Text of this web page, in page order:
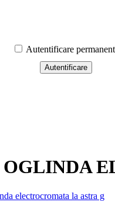
Autentificare
electrocromata la astra g